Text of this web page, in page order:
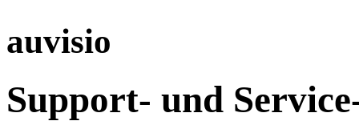
auvisio
Support- und